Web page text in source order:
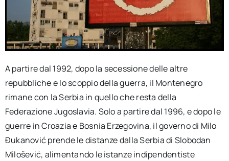
A partire dal 1992, dopo la secessione delle altre
repubbliche e lo scoppio della guerra, il Montenegro
rimane con la Serbia in quello che resta della
Federazione Jugoslavia. Solo a partire dal 1996, e dopo le
guerre in Croazia e Bosnia Erzegovina, il governo di Milo
Đukanović prende le distanze dalla Serbia di Slobodan
Milošević, alimentando le istanze indipendentiste